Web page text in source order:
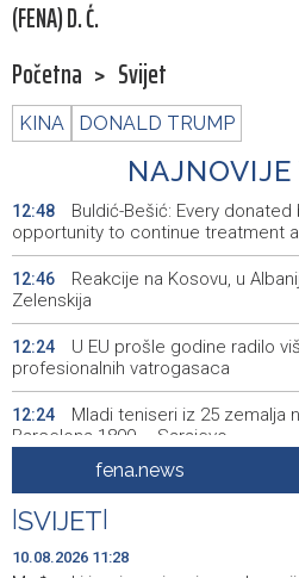
(FENA) D. Ć.
Početna > Svijet
KINA DONALD TRUMP
NAJNOVIJE
12:48
Buldić-Bešić: Every
opportunity to continue treatment
12:46
Reakcije na Kosovu, u
Zelenskija
12:24
U EU prošle godine radilo
profesionalnih vatrogasaca
12:24
Mladi teniseri iz 25 zemalja
Barcelona 1899 – Sarajevo
Crveni križ ŽZH otvorio
ljetovanje djece u Novom
12:10
Ispred Narodnog pozorišta
skorog otvaranja Sarajevo Film
fena.news
SVIJET
10.08.2026 11:28